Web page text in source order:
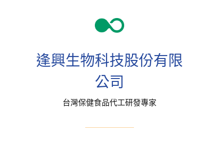
逢興生物科技股份有限
公司
台灣保健食品代工研發專家